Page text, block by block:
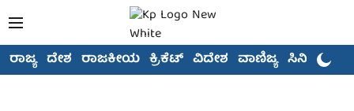
ರಾಜ್ಯ ದೇಶ ರಾಜಕೀಯ ಕ್ರಿಕೆಟ್ ವಿದೇಶ ವಾಣಿಜ್ಯ ಸಿನಿಮಾ